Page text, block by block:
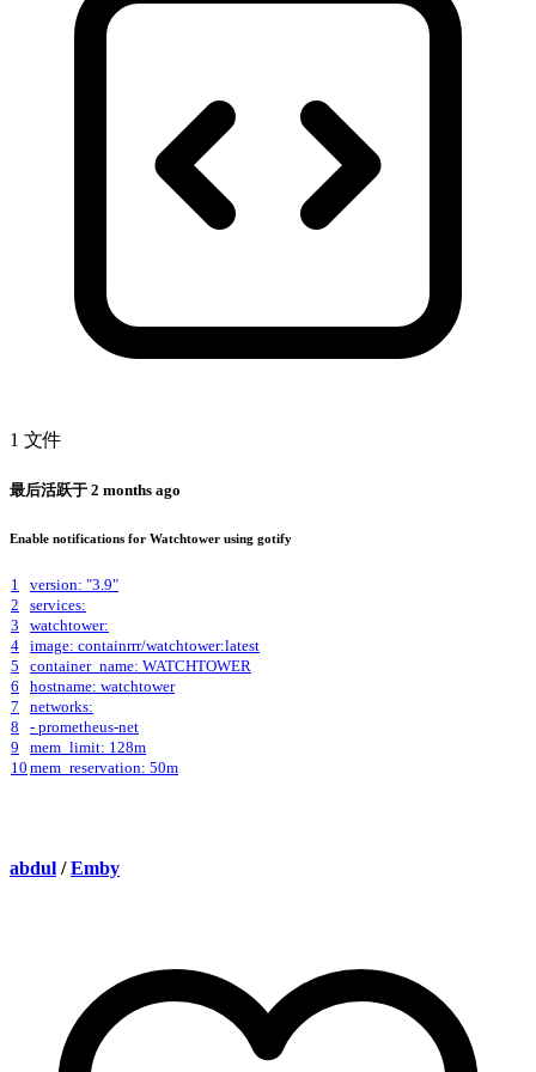
1 文件
最后活跃于 2 months ago
Enable notifications for Watchtower using gotify
1
version: "3.9"
2
services:
3
watchtower:
4
image: containrrr/watchtower:latest
5
container_name: WATCHTOWER
6
hostname: watchtower
7
networks:
8
- prometheus-net
9
mem_limit: 128m
10 mem_reservation: 50m
abdul / Emby